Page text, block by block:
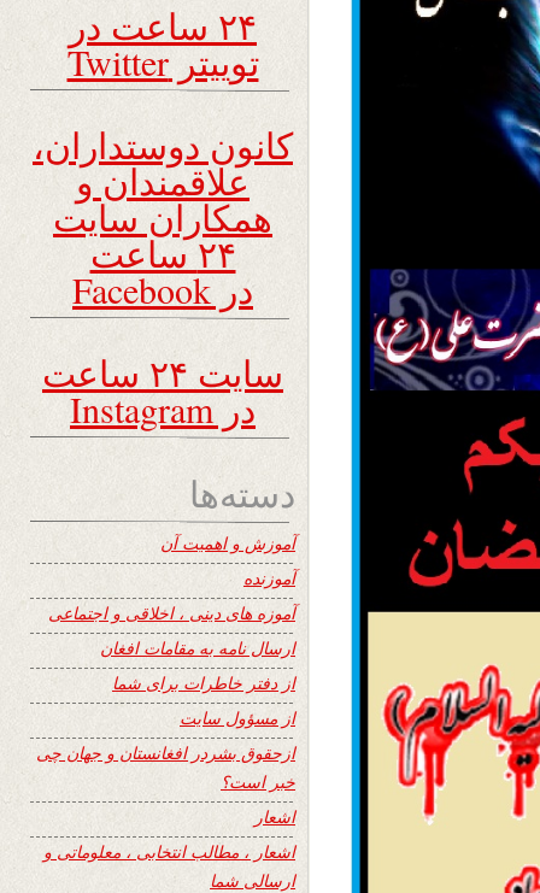
۲۴ ساعت در
توییتر Twitter
کانون دوستداران،
علاقمندان و
همکاران سایت
۲۴ ساعت
در Facebook
سایت ۲۴ ساعت
در Instagram
دسته‌ها
آموزش و اهمیت آن
آموزنده
آموزه های دینی ، اخلاقی و اجتماعی
ارسال نامه به مقامات افغان
از دفتر خاطرات برای شما
از مسؤول سایت
ازحقوق بشردر افغانستان و جهان چی
خبر است؟
اشعار
اشعار ، مطالب انتخابی ، معلوماتی و
ارسالی شما